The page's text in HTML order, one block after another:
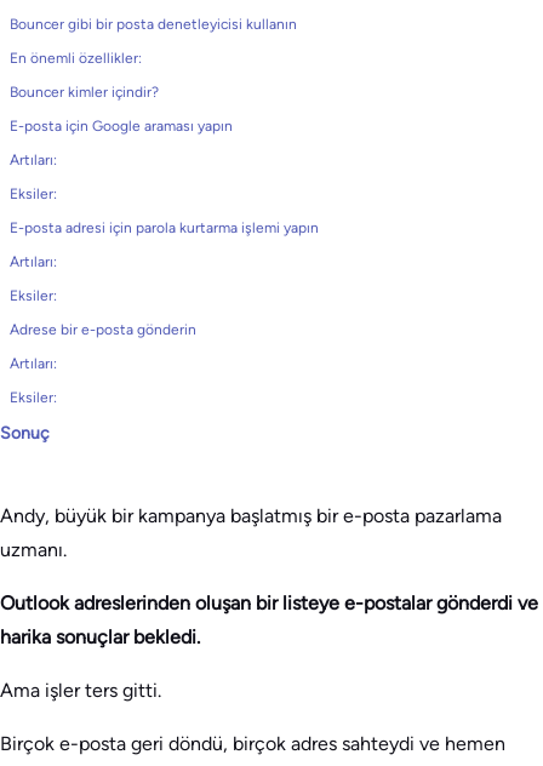
Bouncer gibi bir posta denetleyicisi kullanın
En önemli özellikler:
Bouncer kimler içindir?
E-posta için Google araması yapın
Artıları:
Eksiler:
E-posta adresi için parola kurtarma işlemi yapın
Artıları:
Eksiler:
Adrese bir e-posta gönderin
Artıları:
Eksiler:
Sonuç
Andy, büyük bir kampanya başlatmış bir e-posta pazarlama
uzmanı.
Outlook adreslerinden oluşan bir listeye e-postalar gönderdi ve
harika sonuçlar bekledi.
Ama işler ters gitti.
Birçok e-posta geri döndü, birçok adres sahteydi ve hemen